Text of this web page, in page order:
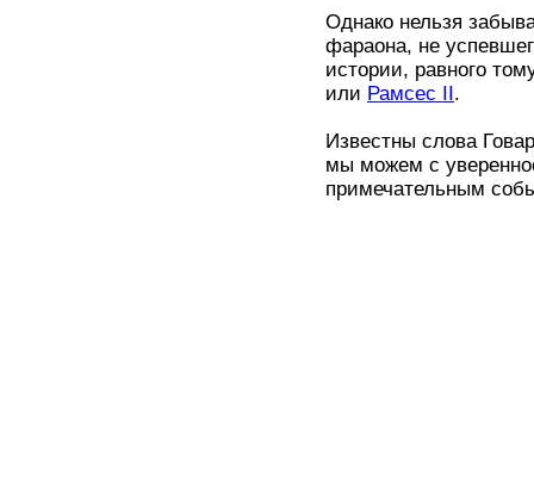
Однако нельзя
фараона, не
истории, равного
или Рамсес II .
Известны слова
мы можем с
примечательным